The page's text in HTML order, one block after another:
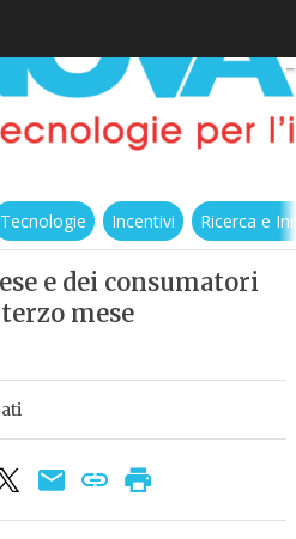
Tecnologie Incentivi Ricerca e
e dei consumatori
mese